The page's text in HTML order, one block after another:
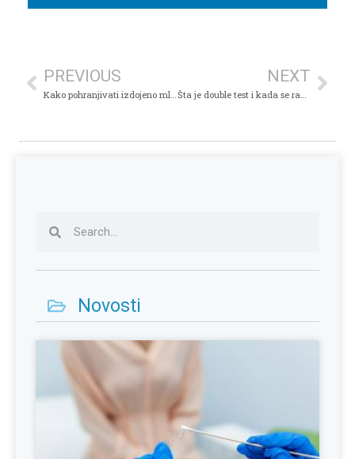
PREVIOUS
Kako pohranjivati izdojeno mlijeko?
NEXT
Šta je double test i kada se radi?
Novosti